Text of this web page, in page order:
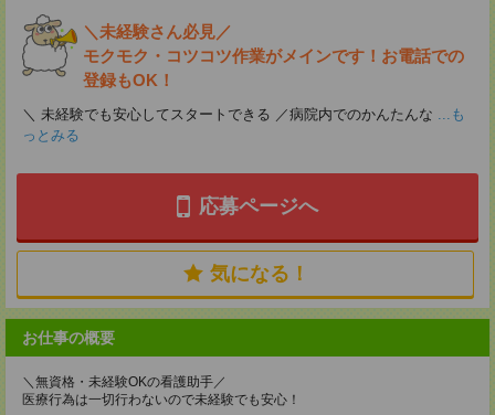
＼未経験さん必見／
モクモク・コツコツ作業がメインです！お電話での
登録もOK！
＼ 未経験でも安心してスタートできる ／病院内でのかんたんな ...も
っとみる
応募ページへ
気になる！
お仕事の概要
＼無資格・未経験OKの看護助手／
医療行為は一切行わないので未経験でも安心！